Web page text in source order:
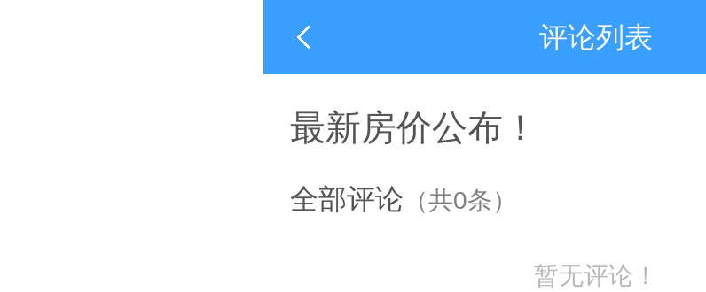
评论列表
最新房价公布！
全部评论 （共0条）
暂无评论！